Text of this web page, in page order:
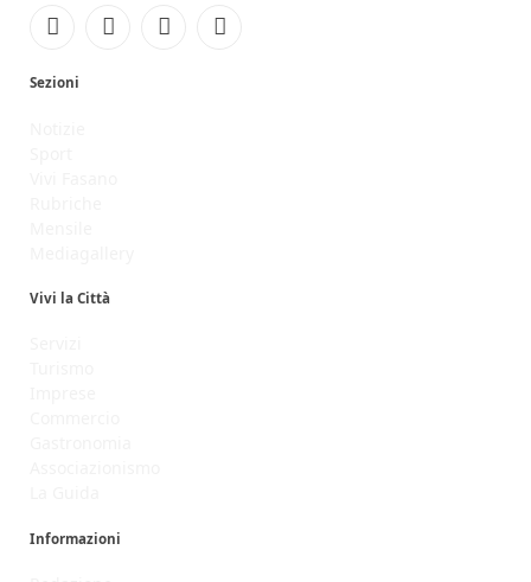
FacebookInstagramYouTubeRSS
Sezioni
Vivi la Città
Informazioni